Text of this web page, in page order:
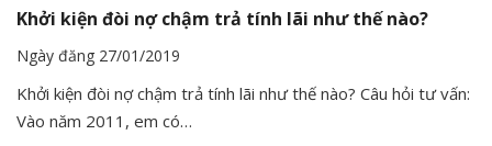
Khởi kiện đòi nợ chậm trả tính lãi như thế nào?
Ngày đăng 27/01/2019
Khởi kiện đòi nợ chậm trả tính lãi như thế nào? Câu hỏi tư vấn:
Vào năm 2011, em có…